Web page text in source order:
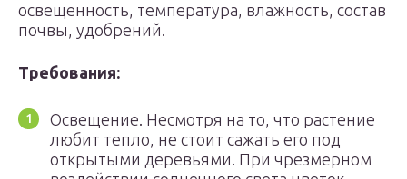
освещенность, температура, влажность, состав
почвы, удобрений.
Требования:
Освещение. Несмотря на то, что растение
любит тепло, не стоит сажать его под
открытыми деревьями. При чрезмерном